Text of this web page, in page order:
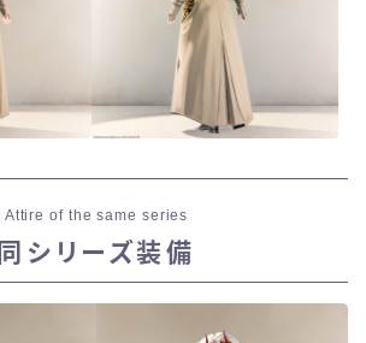
Attire of the same series
同シリーズ装備